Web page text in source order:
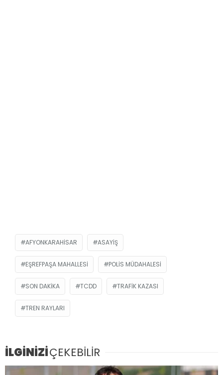
AFYONKARAHISAR ASAYIŞ
EŞREFPAŞA MAHALLESI POLIS MÜDAHALESI
SON DAKIKA TCDD TRAFIK KAZASI
TREN RAYLARI
İLGİNİZİÇEKEBİLİR